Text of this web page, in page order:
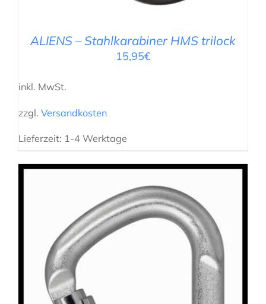
ALIENS – Stahlkarabiner HMS trilock
15,95€
inkl. MwSt.
zzgl. Versandkosten
Lieferzeit: 1-4 Werktage